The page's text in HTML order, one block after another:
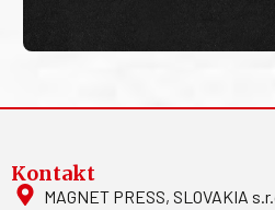
Kontakt
MAGNET PRESS, SLOVAKIA